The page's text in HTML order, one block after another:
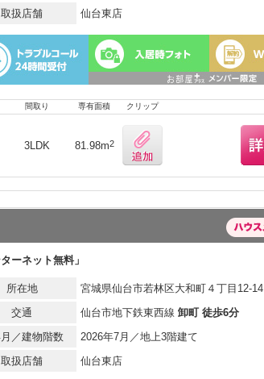
取扱店舗
仙台東店
間取り 専有面積 クリップ
3LDK 81.98m2
ーネット無料」
所在地
宮城県仙台市若林区大和町４丁目12-14
交通
仙台市地下鉄東西線 卸町 徒歩6分
／建物階数
2026年7月／地上3階建て
取扱店舗
仙台東店